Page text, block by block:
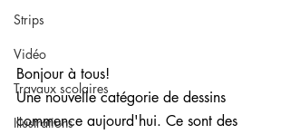
Strips
Vidéo
Travaux scolaires
Illustrations
Bonjour à tous!
Une nouvelle catégorie de dessins
commence aujourd'hui. Ce sont des